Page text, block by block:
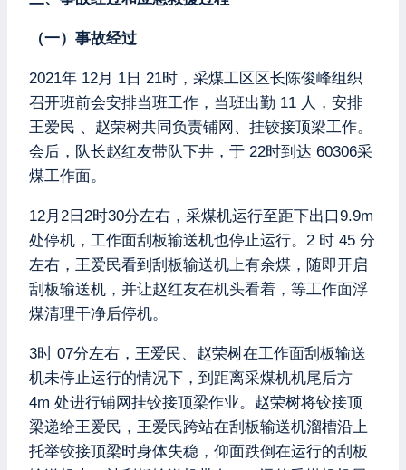
（一）事故经过
2021年 12月 1日 21时，采煤工区区长陈俊峰组织
召开班前会安排当班工作，当班出勤 11 人，安排
王爱民 、赵荣树共同负责铺网、挂铰接顶梁工作。
会后，队长赵红友带队下井，于 22时到达 60306采
煤工作面。
12月2日2时30分左右，采煤机运行至距下出口9.9m
处停机，工作面刮板输送机也停止运行。2 时 45 分
左右，王爱民看到刮板输送机上有余煤，随即开启
刮板输送机，并让赵红友在机头看着，等工作面浮
煤清理干净后停机。
3时 07分左右，王爱民、赵荣树在工作面刮板输送
机未停止运行的情况下，到距离采煤机机尾后方
4m 处进行铺网挂铰接顶梁作业。赵荣树将铰接顶
梁递给王爱民，王爱民跨站在刮板输送机溜槽沿上
托举铰接顶梁时身体失稳，仰面跌倒在运行的刮板